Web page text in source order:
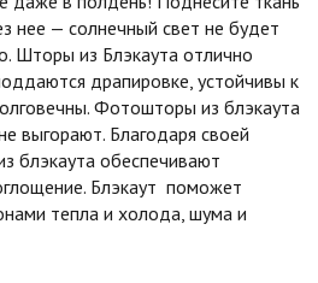
нее — солнечный свет не будет
Шторы из Блэкаута отлично
драпировке, устойчивы к
Фотошторы из блэкаута
выгорают. Благодаря своей
блэкаута обеспечивают
Блэкаут поможет
тепла и холода, шума и